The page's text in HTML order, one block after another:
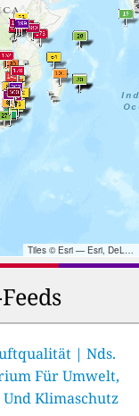
Tiles © Esri — Esri, DeLorme, NAVTEQ, TomTom, Intermap, iPC, USGS, FAO, NPS, NRCAN, GeoBase, Kadaster NL, Ordnance Survey, Esri Japan, METI, Esri China (Hong Kong), and the GIS User Community
| Nds.
Für Umwelt,
Klimaschutz